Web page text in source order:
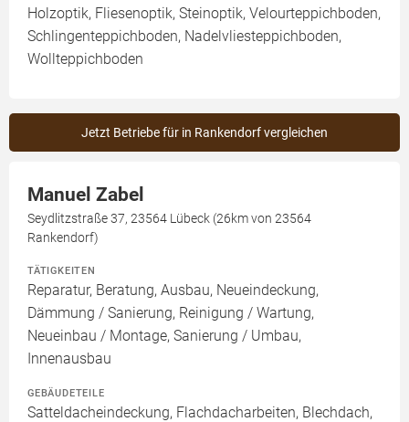
Holzoptik, Fliesenoptik, Steinoptik, Velourteppichboden,
Schlingenteppichboden, Nadelvliesteppichboden,
Wollteppichboden
Jetzt Betriebe für in Rankendorf vergleichen
Manuel Zabel
Seydlitzstraße 37, 23564 Lübeck (26km von 23564
Rankendorf)
TÄTIGKEITEN
Reparatur, Beratung, Ausbau, Neueindeckung,
Dämmung / Sanierung, Reinigung / Wartung,
Neueinbau / Montage, Sanierung / Umbau,
Innenausbau
GEBÄUDETEILE
Satteldacheindeckung, Flachdacharbeiten, Blechdach,